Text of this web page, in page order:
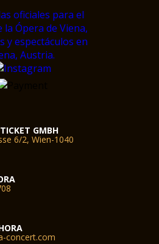
GMBH
6/2, Wien-1040
concert.com